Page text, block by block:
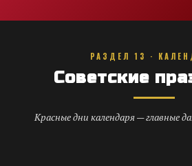
РАЗДЕЛ 13 ·
Советские
Красные дни календаря — главные